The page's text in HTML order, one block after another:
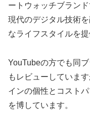
ートウォッチブラン
現代のデジタル技術
なライフスタイルを
YouTubeの方でも同
もレビューしていま
インの個性とコスト
を博しています。